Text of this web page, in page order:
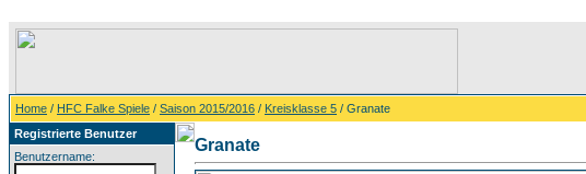
Home / HFC Falke Spiele / Saison 2015/2016 / Kreisklasse 5 / Granate
Registrierte Benutzer
Benutzername:
Granate